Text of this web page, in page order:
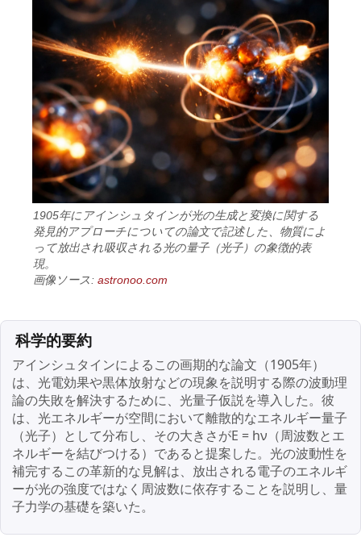
1905年にアインシュタインが光の生成と変換に関する
発見的アプローチについての論文で記述した、物質によ
って放出され吸収される光の量子（光子）の象徴的表
現。
画像ソース:astronoo.com
科学的要約
アインシュタインによるこの画期的な論文（1905年）
は、光電効果や黒体放射などの現象を説明する際の波動理
論の失敗を解決するために、光量子仮説を導入した。彼
は、光エネルギーが空間において離散的なエネルギー量子
（光子）として分布し、その大きさがE = hν（周波数とエ
ネルギーを結びつける）であると提案した。光の波動性を
補完するこの革新的な見解は、放出される電子のエネルギ
ーが光の強度ではなく周波数に依存することを説明し、量
子力学の基礎を築いた。